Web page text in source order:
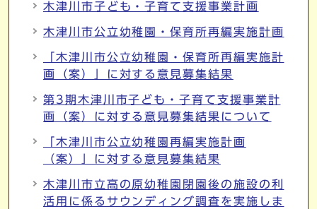
木津川市子ども・子育て支援事業計画
木津川市公立幼稚園・保育所再編実施計画
「木津川市公立幼稚園・保育所再編実施計
画（案）」に対する意見募集結果
第3期木津川市子ども・子育て支援事業計
画（案）に対する意見募集結果について
「木津川市公立幼稚園再編実施計画
（案）」に対する意見募集結果
木津川市立高の原幼稚園閉園後の施設の利
活用に係るサウンディング調査を実施しま